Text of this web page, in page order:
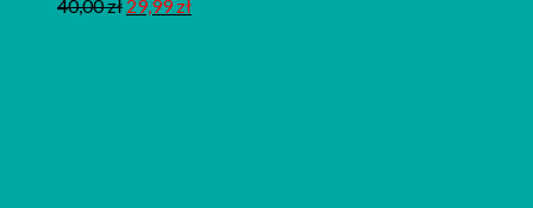
40,00zł 29,99zł